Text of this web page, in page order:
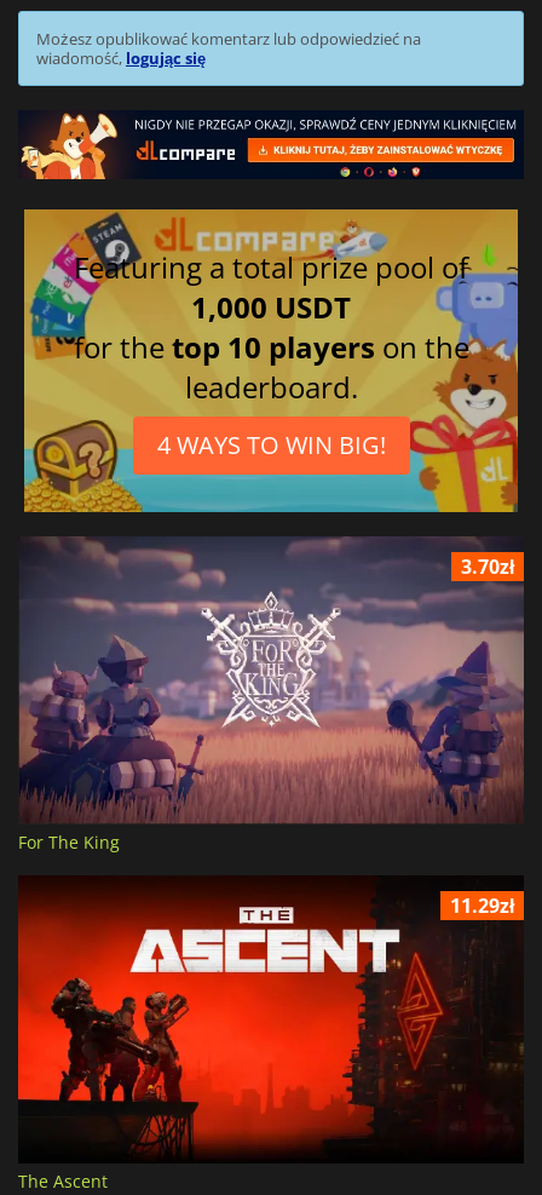
Możesz opublikować komentarz lub odpowiedzieć na
wiadomość, logując się
Featuring a total prize pool of
1,000 USDT
for thetop 10 players on the
leaderboard.
4 WAYS TO WIN BIG!
3.70zł
For The King
11.29zł
The Ascent